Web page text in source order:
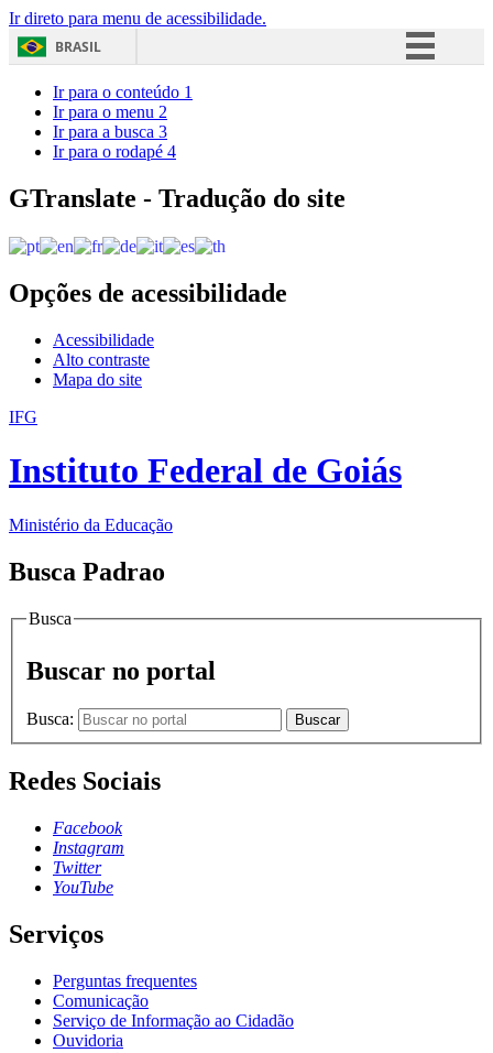
Ir direto para menu de acessibilidade.
BRASIL
Acesso à informação
Ir para o conteúdo 1
Ir para o menu 2
Ir para a busca 3
Ir para o rodapé 4
GTranslate - Tradução do site
Opções de acessibilidade
Acessibilidade
Alto contraste
Mapa do site
IFG
Instituto Federal de Goiás
Ministério da Educação
Busca Padrao
Busca
Buscar no portal
Busca: Buscar
Redes Sociais
Facebook
Instagram
Twitter
YouTube
Serviços
Perguntas frequentes
Comunicação
Serviço de Informação ao Cidadão
Ouvidoria